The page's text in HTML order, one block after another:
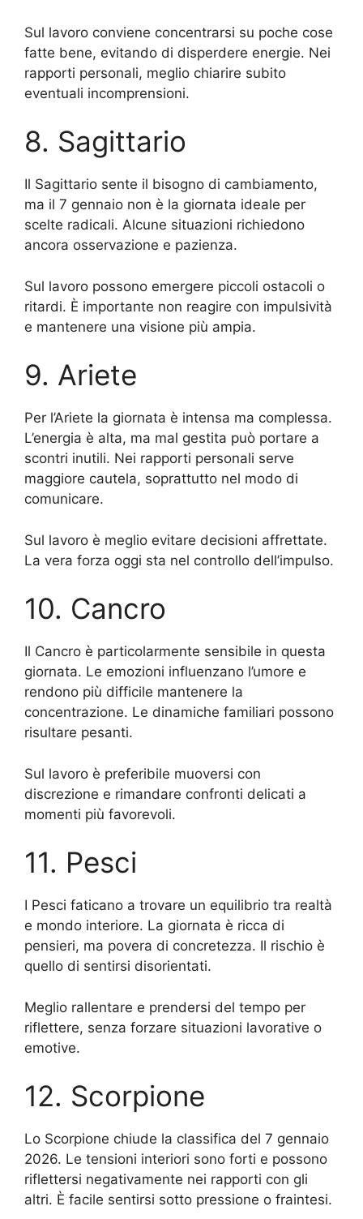
Sul lavoro conviene concentrarsi su poche cose
fatte bene, evitando di disperdere energie. Nei
rapporti personali, meglio chiarire subito
eventuali incomprensioni.
8. Sagittario
Il Sagittario sente il bisogno di cambiamento,
ma il 7 gennaio non è la giornata ideale per
scelte radicali. Alcune situazioni richiedono
ancora osservazione e pazienza.
Sul lavoro possono emergere piccoli ostacoli o
ritardi. È importante non reagire con impulsività
e mantenere una visione più ampia.
9. Ariete
Per l’Ariete la giornata è intensa ma complessa.
L’energia è alta, ma mal gestita può portare a
scontri inutili. Nei rapporti personali serve
maggiore cautela, soprattutto nel modo di
comunicare.
Sul lavoro è meglio evitare decisioni affrettate.
La vera forza oggi sta nel controllo dell’impulso.
10. Cancro
Il Cancro è particolarmente sensibile in questa
giornata. Le emozioni influenzano l’umore e
rendono più difficile mantenere la
concentrazione. Le dinamiche familiari possono
risultare pesanti.
Sul lavoro è preferibile muoversi con
discrezione e rimandare confronti delicati a
momenti più favorevoli.
11. Pesci
I Pesci faticano a trovare un equilibrio tra realtà
e mondo interiore. La giornata è ricca di
pensieri, ma povera di concretezza. Il rischio è
quello di sentirsi disorientati.
Meglio rallentare e prendersi del tempo per
riflettere, senza forzare situazioni lavorative o
emotive.
12. Scorpione
Lo Scorpione chiude la classifica del 7 gennaio
2026. Le tensioni interiori sono forti e possono
riflettersi negativamente nei rapporti con gli
altri. È facile sentirsi sotto pressione o fraintesi.